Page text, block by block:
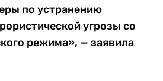
по устранению
угрозы со
режима», — заявила